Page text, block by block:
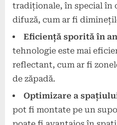
tradiționale, în special în
difuză, cum ar fi
Eficiență sporită în
tehnologie este mai
reflectant, cum ar fi
de zăpadă.
Optimizare a
pot fi montate pe un